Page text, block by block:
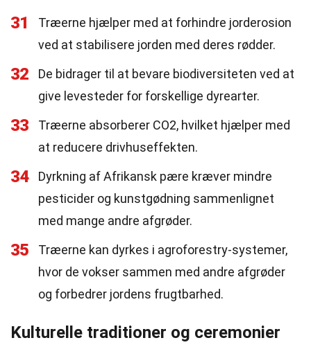
31
Træerne hjælper med at forhindre jorderosion
ved at stabilisere jorden med deres rødder.
32
De bidrager til at bevare biodiversiteten ved at
give levesteder for forskellige dyrearter.
33
Træerne absorberer CO2, hvilket hjælper med
at reducere drivhuseffekten.
34
Dyrkning af Afrikansk pære kræver mindre
pesticider og kunstgødning sammenlignet
med mange andre afgrøder.
35
Træerne kan dyrkes i agroforestry-systemer,
hvor de vokser sammen med andre afgrøder
og forbedrer jordens frugtbarhed.
Kulturelle traditioner og ceremonier